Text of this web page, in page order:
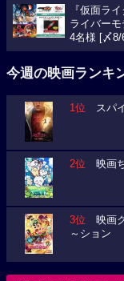
今週の映画ランキ
2位 映画
3位 映画
今週の映画動員数ランキ
要チェック！今週